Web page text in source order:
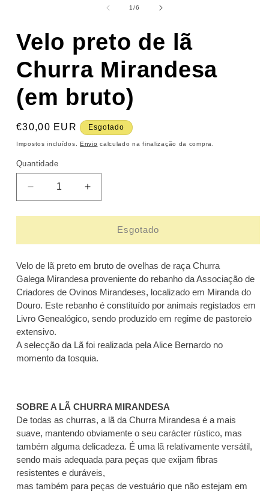
1/de
6
Velo preto de lã
Churra Mirandesa
(em bruto)
Preço
normal
€30,00 EUR Esgotado
Impostos incluídos. Envio calculado na finalização da compra.
Quantidade
Diminuir
a
quantidade
Velo
de
lã
Churra
Mirandesa
(em
bruto)
Aumentar
a
quantidade
Velo
de
lã
Churra
Mirandesa
(em
Esgotado
Velo de lã preto em bruto de ovelhas de raça Churra
Galega Mirandesa proveniente do rebanho da Associação de
Criadores de Ovinos Mirandeses, localizado em Miranda do
Douro. Este rebanho é constituído por animais registados em
Livro Genealógico, sendo produzido em regime de pastoreio
extensivo.
A selecção da Lã foi realizada pela Alice Bernardo no
momento da tosquia.
SOBRE A LÃ CHURRA MIRANDESA
De todas as churras, a lã da Churra Mirandesa é a mais
suave, mantendo obviamente o seu carácter rústico, mas
também alguma delicadeza. É uma lã relativamente versátil,
sendo mais adequada para peças que exijam fibras
resistentes e duráveis,
mas também para peças de vestuário que não estejam em